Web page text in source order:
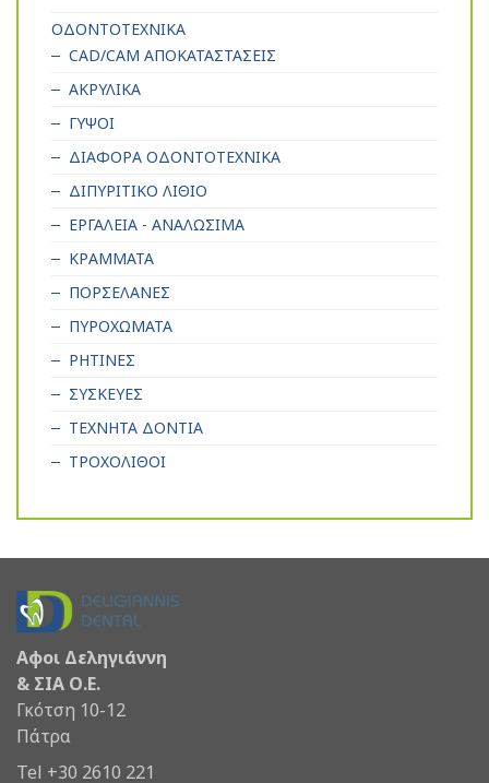
ΟΔΟΝΤΟΤΕΧΝΙΚΑ
CAD/CAM ΑΠΟΚΑΤΑΣΤΑΣΕΙΣ
ΑΚΡΥΛΙΚΑ
ΓΥΨΟΙ
ΔΙΑΦΟΡΑ ΟΔΟΝΤΟΤΕΧΝΙΚΑ
ΔΙΠΥΡΙΤΙΚΟ ΛΙΘΙΟ
ΕΡΓΑΛΕΙΑ - ΑΝΑΛΩΣΙΜΑ
ΚΡΑΜΜΑΤΑ
ΠΟΡΣΕΛΑΝΕΣ
ΠΥΡΟΧΩΜΑΤΑ
ΡΗΤΙΝΕΣ
ΣΥΣΚΕΥΕΣ
ΤΕΧΝΗΤΑ ΔΟΝΤΙΑ
ΤΡΟΧΟΛΙΘΟΙ
Αφοι Δεληγιάννη
& ΣΙΑ Ο.Ε.
Γκότση 10-12
Πάτρα
Tel +30 2610 221